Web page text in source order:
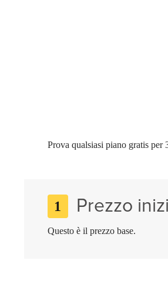
Prova qualsiasi piano gratis per
1 Prezzo
Questo è il prezzo base.